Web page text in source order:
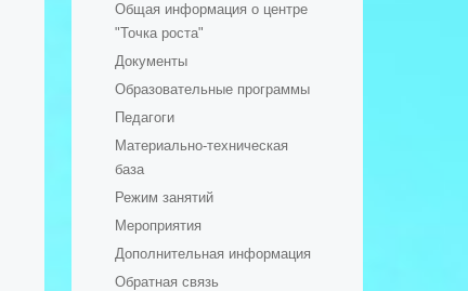
организацией
- Документы
- Образование
- Стипендии и меры
поддержки обучающихся
- Руководство
- Педагогический (научно-
педагогический) состав
- Материально-техническое
обеспечение и оснащенность
образовательного процесса.
Общая информация о центре
"Точка роста"
Документы
Образовательные программы
Педагоги
Материально-техническая
база
Режим занятий
Мероприятия
Дополнительная информация
Обратная связь